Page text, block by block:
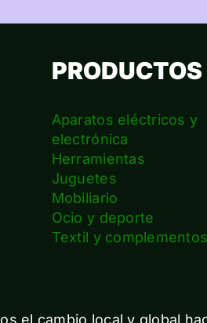
PRODUCTOS
Aparatos eléctricos y
electrónica
Herramientas
Juguetes
Mobiliario
Ocio y deporte
Textil y
el cambio local y global